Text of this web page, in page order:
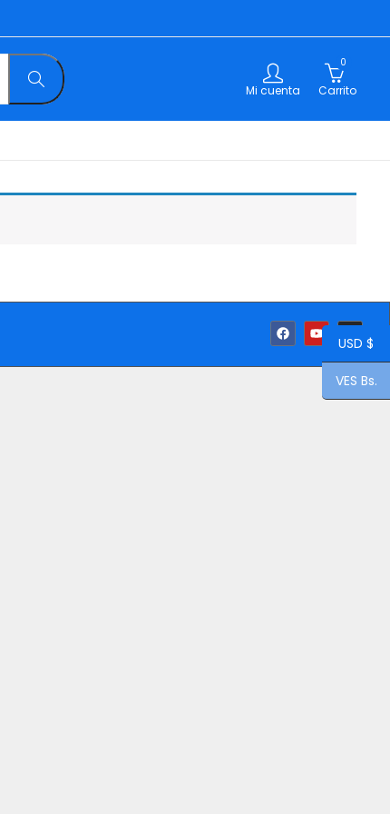
Mi cuenta
0
Carrito
USD $
VES Bs.